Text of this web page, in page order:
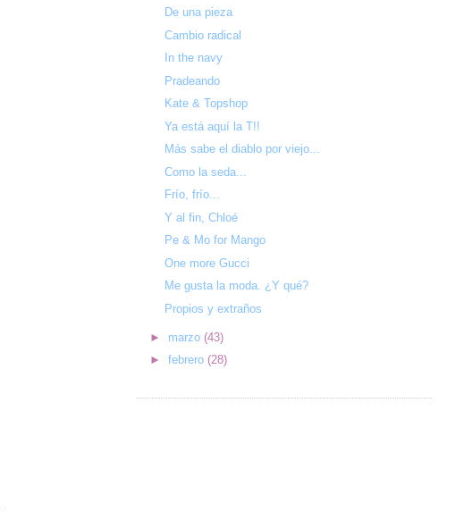
De una pieza
Cambio radical
In the navy
Pradeando
Kate & Topshop
Ya está aquí la T!!
Más sabe el diablo por viejo...
Como la seda...
Frío, frío...
Y al fin, Chloé
Pe & Mo for Mango
One more Gucci
Me gusta la moda. ¿Y qué?
Propios y extraños
► marzo (43)
►febrero (28)